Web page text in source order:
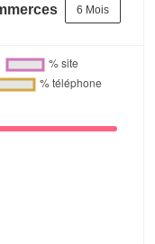
6 Mois